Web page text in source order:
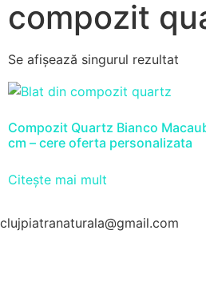
compozit
Se afișează singurul rezultat
Compozit Quartz Bianco
cm – cere oferta personalizata
Citește mai mult
clujpiatranaturala@gmail.com